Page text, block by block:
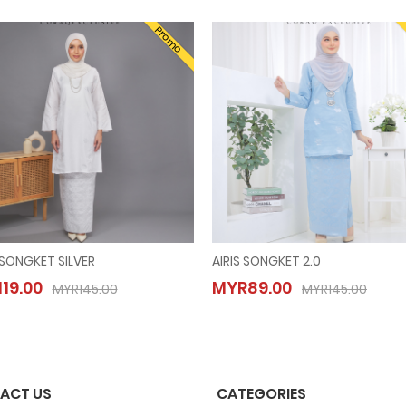
Promo
SILVER
MYR145.00
AISYA SONGKET SILVER
MYR119.00 MYR145.00
AIRIS SONGKET 2.0
MYR89.00 MYR145.00
AIRIS SONGKET 2.0
MYR89.00
MYR145.00
US CATEGORIES